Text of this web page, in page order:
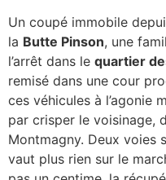
Un coupé immobile
la Butte Pinson, une
l’arrêt dans le quartier
remisé dans une cour
ces véhicules à l’agonie
par crisper le voisinage,
Montmagny. Deux voies
vaut plus rien sur le